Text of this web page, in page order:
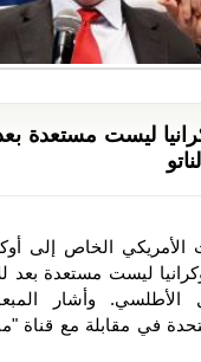
ليست مستعدة
الأمريكي الخاص إلى
ليست مستعدة بعد
وأشار
في مقابلة مع قناة